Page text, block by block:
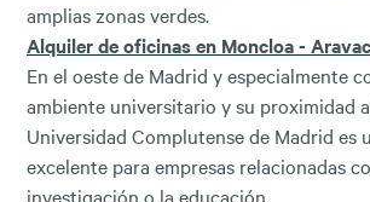
amplias zonas verdes.
Alquiler de oficinas en Moncloa -
En el oeste de Madrid y especialmente
ambiente universitario y su proximidad
Universidad Complutense de Madrid es
excelente para empresas relacionadas
investigación o la educación.